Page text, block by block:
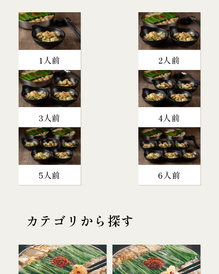
1人前 2人前
3人前 4人前
5人前 6人前
カテゴリから探す